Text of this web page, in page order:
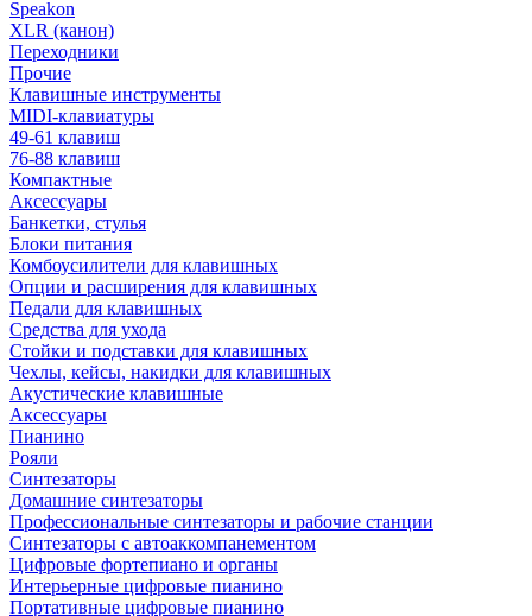
Speakon
XLR (канон)
Переходники
Прочие
Клавишные инструменты
MIDI-клавиатуры
49-61 клавиш
76-88 клавиш
Компактные
Аксессуары
Банкетки, стулья
Блоки питания
Комбоусилители для клавишных
Опции и расширения для клавишных
Педали для клавишных
Средства для ухода
Стойки и подставки для клавишных
Чехлы, кейсы, накидки для клавишных
Акустические клавишные
Аксессуары
Пианино
Рояли
Синтезаторы
Домашние синтезаторы
Профессиональные синтезаторы и рабочие станции
Синтезаторы с автоаккомпанементом
Цифровые фортепиано и органы
Интерьерные цифровые пианино
Портативные цифровые пианино